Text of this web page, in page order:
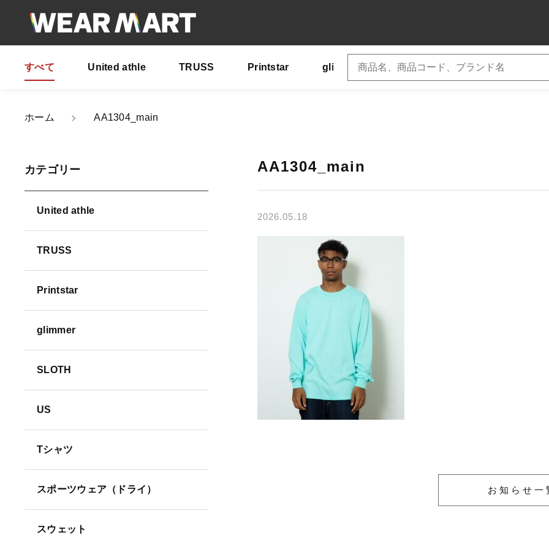
すべて United athle TRUSS Printstar glimmer SLOTH US
ホーム AA1304_main
AA1304_main
2026.05.18
お知らせ一
カテゴリー
United athle
TRUSS
Printstar
glimmer
SLOTH
US
Tシャツ
スポーツウェア（ドライ）
スウェット